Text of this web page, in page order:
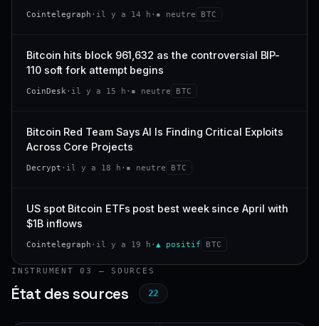
CONFIANCE
Cointelegraph · il y a 14 h · ▪ neutre BTC
Bitcoin hits block 961,632 as the controversial BIP-
110 soft fork attempt begins
CoinDesk · il y a 15 h · ▪ neutre BTC
Bitcoin Red Team Says AI Is Finding Critical Exploits
Across Core Projects
Decrypt · il y a 18 h · ▪ neutre BTC
US spot Bitcoin ETFs post best week since April with
$1B inflows
Cointelegraph · il y a 19 h · ▲ positif BTC
INSTRUMENT 03 — SOURCES
État des sources 22